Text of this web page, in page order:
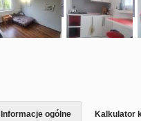
Informacje ogólne Kalkulator